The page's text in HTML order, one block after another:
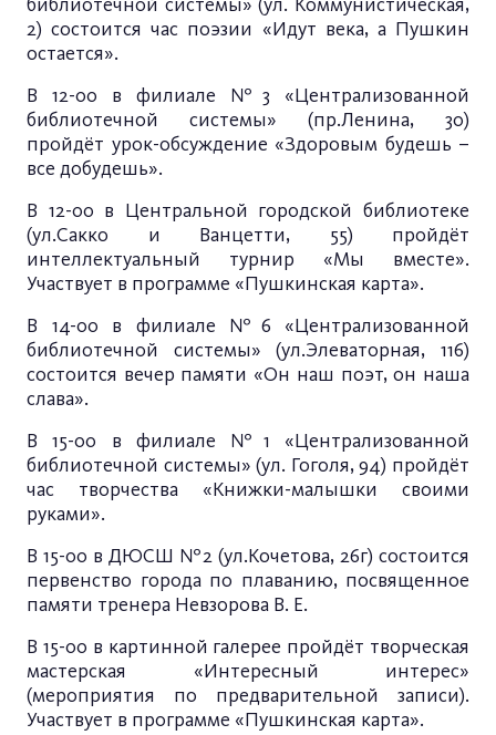
2) состоится час поэзии «Идут века, а Пушкин
остается».
В 12-00 в филиале №3 «Централизованной
библиотечной системы» (пр.Ленина, 30)
пройдёт урок-обсуждение «Здоровым будешь –
все добудешь».
В 12-00 в Центральной городской библиотеке
(ул.Сакко и Ванцетти, 55) пройдёт
интеллектуальный турнир «Мы вместе».
Участвует в программе «Пушкинская карта».
В 14-00 в филиале №6 «Централизованной
библиотечной системы» (ул.Элеваторная, 116)
состоится вечер памяти «Он наш поэт, он наша
слава».
В 15-00 в филиале №1 «Централизованной
библиотечной системы» (ул. Гоголя, 94) пройдёт
час творчества «Книжки-малышки своими
руками».
В 15-00 в ДЮСШ №2 (ул.Кочетова, 26г) состоится
первенство города по плаванию, посвященное
памяти тренера Невзорова В. Е.
В 15-00 в картинной галерее пройдёт творческая
мастерская «Интересный интерес»
(мероприятия по предварительной записи).
Участвует в программе «Пушкинская карта».